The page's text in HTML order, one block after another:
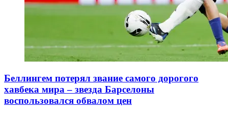
Беллингем потерял звание самого дорогого
хавбека мира – звезда Барселоны
воспользовался обвалом цен